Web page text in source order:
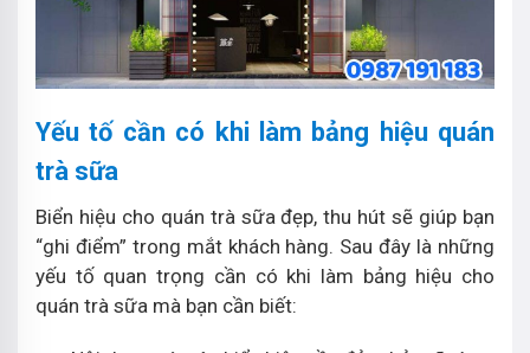
Yếu tố cần có khi làm bảng hiệu quán
trà sữa
Biển hiệu cho quán trà sữa đẹp, thu hút sẽ giúp bạn
“ghi điểm” trong mắt khách hàng. Sau đây là những
yếu tố quan trọng cần có khi làm bảng hiệu cho
quán trà sữa mà bạn cần biết: